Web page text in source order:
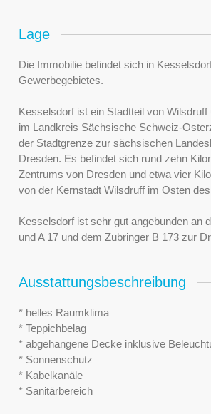
Lage
Die Immobilie befindet sich in
Gewerbegebietes.
Kesselsdorf ist ein Stadtteil von Wilsdruff
im Landkreis Sächsische Schweiz-
der Stadtgrenze zur sächsischen
Dresden. Es befindet sich rund zehn
Zentrums von Dresden und etwa vier
von der Kernstadt Wilsdruff im Osten
Kesselsdorf ist sehr gut angebunden an
und A 17 und dem Zubringer B 173 zur
Ausstattungsbeschreibung
* helles Raumklima
* Teppichbelag
* abgehangene Decke inklusive
* Sonnenschutz
* Kabelkanäle
* Sanitärbereich